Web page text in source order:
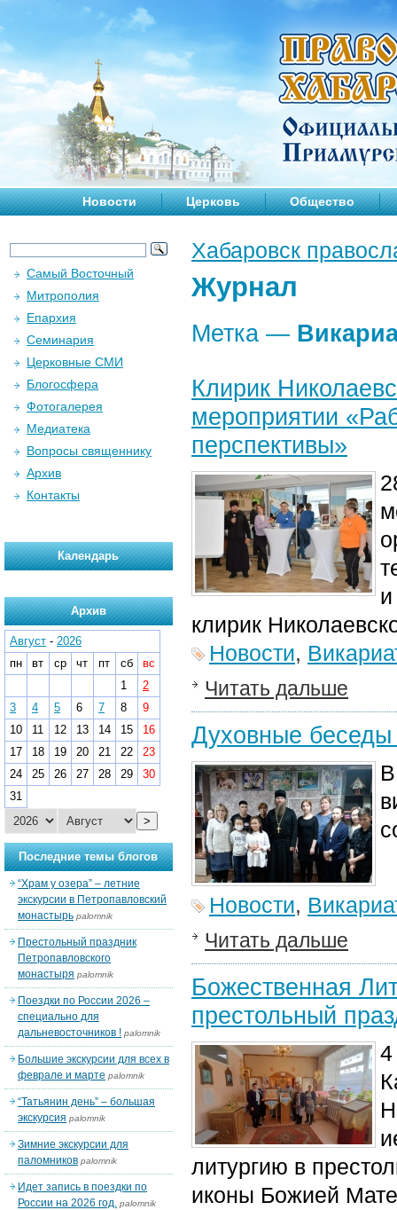
Новости Церковь Общество
Хабаровск
Журнал
Метка —
Клирик
мероприятии
перспективы»
клирик
Новости,
Читать дальше
Духовные беседы
Новости,
Читать дальше
Божественная
престольный
4
литургию в
иконы Божией
Самый Восточный
Митрополия
Епархия
Семинария
Церковные СМИ
Блогосфера
Фотогалерея
Медиатека
Вопросы священнику
Архив
Контакты
Календарь
Архив
Август - 2026
пн
вт ср чт пт сб
вс
1
2
3
4 5 6 7 8
9
10
11 12 13 14 15
16
17
18 19 20 21 22
23
24
25 26 27 28 29
30
31
>
Последние темы блогов
“Храм у озера” – летние
экскурсии в Петропавловский
монастырь palomnik
Престольный праздник
Петропавловского
монастыря palomnik
Поездки по России 2026 –
специально для
дальневосточников ! palomnik
Большие экскурсии для всех в
феврале и марте palomnik
“Татьянин день” – большая
экскурсия palomnik
Зимние экскурсии для
паломников palomnik
Идет запись в поездки по
России на 2026 год. palomnik